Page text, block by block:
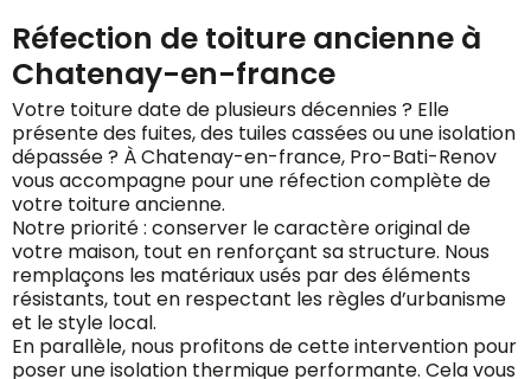
Réfection de toiture ancienne à
Chatenay-en-france
Votre toiture date de plusieurs décennies ? Elle
présente des fuites, des tuiles cassées ou une isolation
dépassée ? À Chatenay-en-france, Pro-Bati-Renov
vous accompagne pour une réfection complète de
votre toiture ancienne.
Notre priorité : conserver le caractère original de
votre maison, tout en renforçant sa structure. Nous
remplaçons les matériaux usés par des éléments
résistants, tout en respectant les règles d’urbanisme
et le style local.
En parallèle, nous profitons de cette intervention pour
poser une isolation thermique performante. Cela vous